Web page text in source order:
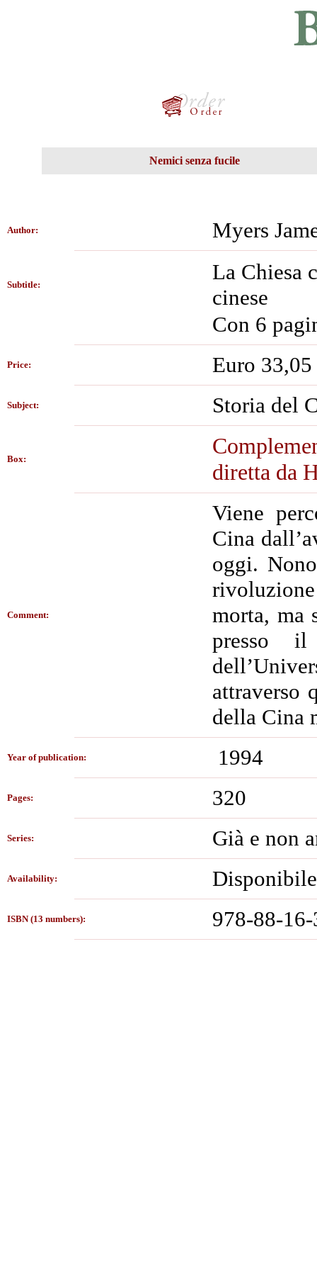
Nemici senza fucile
Author: Myers
Subtitle:
La Chiesa
cinese
Con 6
Price: Euro 33,05
Subject: Storia del
Box:
diretta da
Comment:
Viene
Cina
oggi.
morta, ma
presso il
attraverso
della Cina
Year of publication: 1994
Pages: 320
Series: Già e non
Availability: Disponibile
ISBN (13 numbers): 978-88-